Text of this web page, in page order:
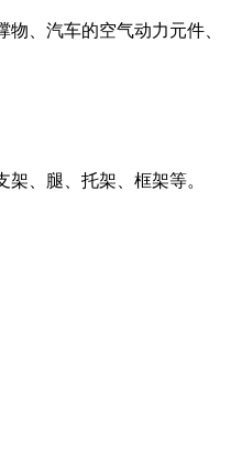
、汽车的空气动力元件、
、腿、托架、框架等。